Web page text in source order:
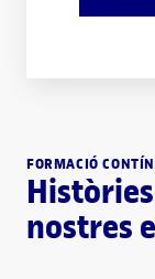
FORMACIÓ
nostres